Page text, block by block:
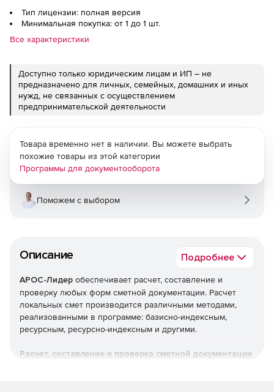
Тип лицензии: полная версия
Минимальная покупка: от 1 до 1 шт.
Все характеристики
Доступно только юридическим лицам и ИП – не
предназначено для личных, семейных, домашних и иных
нужд, не связанных с осуществлением
предпринимательской деятельности
Описание Подробнее
АРОС-Лидер обеспечивает расчет, составление и
проверку любых форм сметной документации. Расчет
локальных смет производится различными методами,
реализованными в программе: базисно-индексным,
ресурсным, ресурсно-индексным и другими.
Расчет, составление и проверка сметной документации
Товара временно нет в наличии. Вы можете выбрать
похожие товары из этой категории
Программы для документооборота
Поможем с выбором